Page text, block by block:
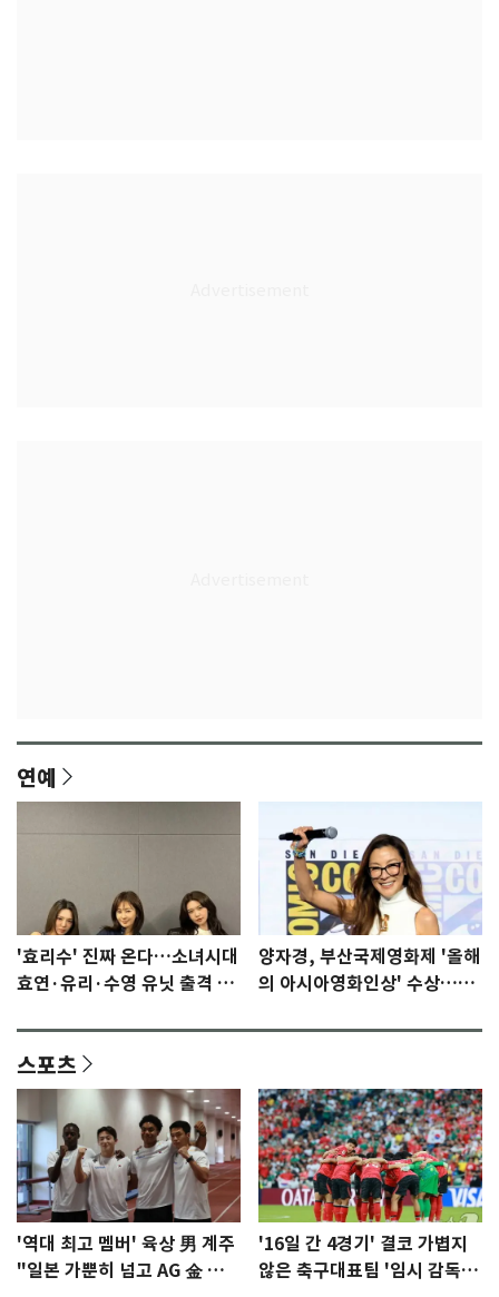
연예
'효리수' 진짜 온다…소녀시대
효연·유리·수영 유닛 출격 [N
양자경, 부산국제영화제 '올해
의 아시아영화인상' 수상…15
스포츠
'역대 최고 멤버' 육상 男 계주
"일본 가뿐히 넘고 AG 金 따겠
'16일 간 4경기' 결코 가볍지
않은 축구대표팀 '임시 감독'